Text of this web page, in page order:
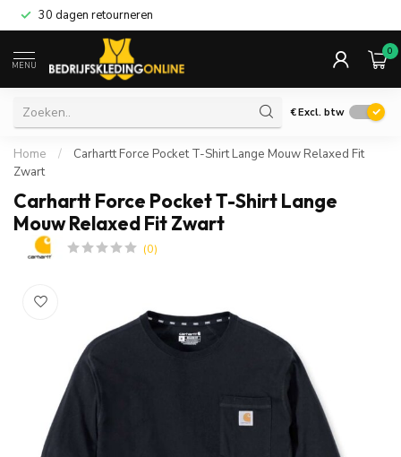
30 dagen retourneren
MENU
0
€Excl. btw
Home /
Carhartt Force Pocket T-Shirt Lange Mouw Relaxed Fit
Zwart
Carhartt Force Pocket T-Shirt Lange
Mouw Relaxed Fit Zwart
(0)